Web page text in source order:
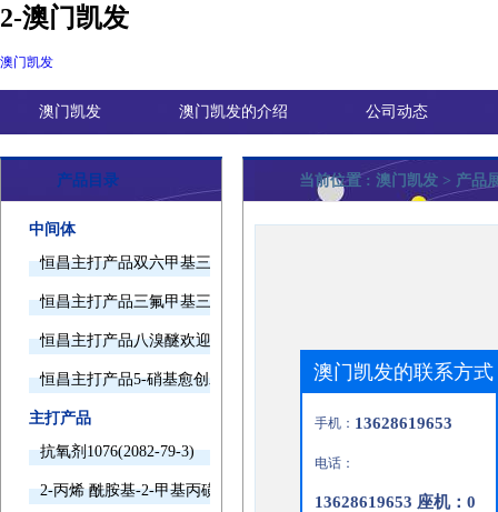
2-澳门凯发
澳门凯发
澳门凯发 澳门凯发的介绍 公司动态
产品目录
中间体
恒昌主打产品双六甲基三胺欢迎询价
恒昌主打产品三氟甲基三甲基硅烷欢迎询价
恒昌主打产品八溴醚欢迎询价
恒昌主打产品5-硝基愈创木酚钠欢迎询价
主打产品
抗氧剂1076(2082-79-3)
2-丙烯 酰胺基-2-甲基丙磺酸(15214-89-8)
当前位置 : 澳门凯发 > 产品
澳门凯发的联系方式
手机： 13628619653
电话：
13628619653 座机：0